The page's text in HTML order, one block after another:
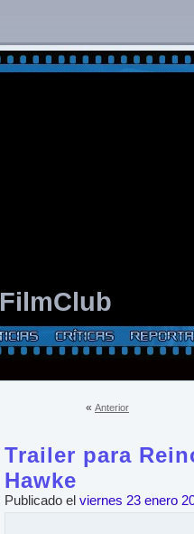
FilmClub
« Anterior
Trailer para
Hawke
Publicado el viernes 23 enero